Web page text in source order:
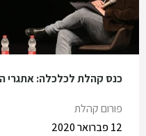
כנס קהלת לכלכלה: אתגרי
פורום קהלת
12 פברואר 2020